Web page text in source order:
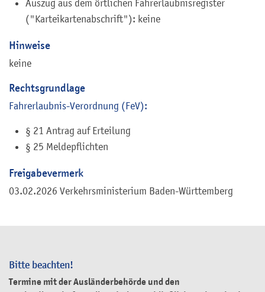
Bitte beachten!
Termine mit der Ausländerbehörde und den
Auszug aus dem örtlichen Fahrerlaubnisregister
("Karteikartenabschrift"): keine
Hinweise
keine
Rechtsgrundlage
Fahrerlaubnis-Verordnung (FeV):
§ 21 Antrag auf Erteilung
§ 25 Meldepflichten
Freigabevermerk
03.02.2026 Verkehrsministerium Baden-Württemberg